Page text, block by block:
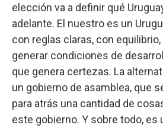
elección va a definir qué
adelante. El nuestro es un
con reglas claras, con
generar condiciones de
que genera certezas. La
un gobierno de asamblea, que
para atrás una cantidad de
este gobierno. Y sobre todo, es